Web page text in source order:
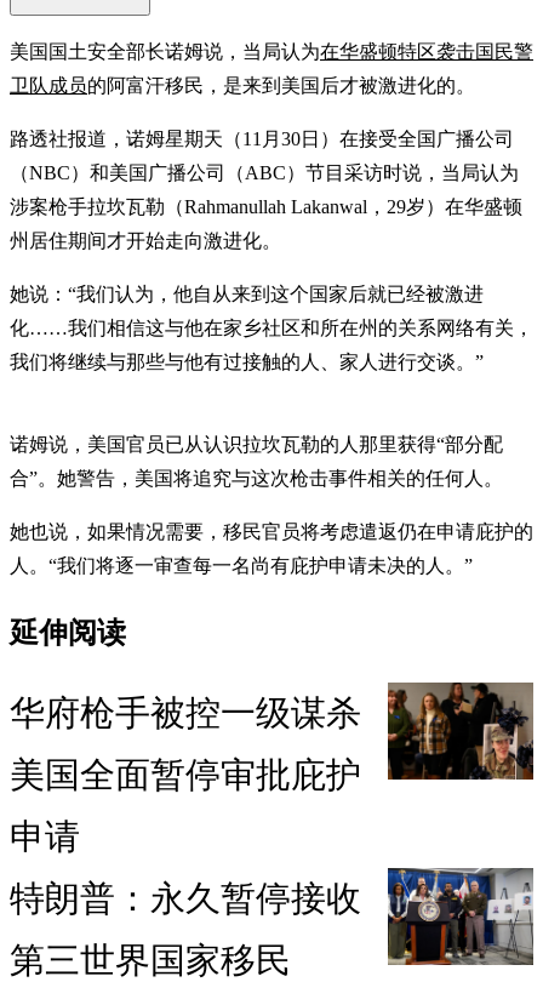
美国国土安全部长诺姆说，当局认为在华盛顿特区袭击国民警
卫队成员的阿富汗移民，是来到美国后才被激进化的。
路透社报道，诺姆星期天（11月30日）在接受全国广播公司
（NBC）和美国广播公司（ABC）节目采访时说，当局认为
涉案枪手拉坎瓦勒（Rahmanullah Lakanwal，29岁）在华盛顿
州居住期间才开始走向激进化。
她说：“我们认为，他自从来到这个国家后就已经被激进
化……我们相信这与他在家乡社区和所在州的关系网络有关，
我们将继续与那些与他有过接触的人、家人进行交谈。”
诺姆说，美国官员已从认识拉坎瓦勒的人那里获得“部分配
合”。她警告，美国将追究与这次枪击事件相关的任何人。
她也说，如果情况需要，移民官员将考虑遣返仍在申请庇护的
人。“我们将逐一审查每一名尚有庇护申请未决的人。”
延伸阅读
华府枪手被控一级谋杀
美国全面暂停审批庇护
申请
特朗普：永久暂停接收
第三世界国家移民